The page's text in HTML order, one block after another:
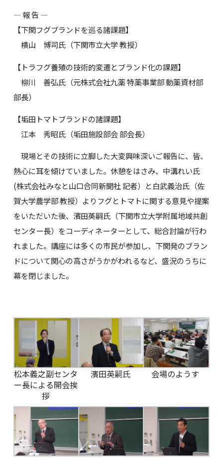
― 報 告 ―
【下関フグブランドを巡る諸課題】
横山 博司氏（下関市立大学 教授）
【トラフグ養殖の技術的変遷とブランド化の課題】
柳川 善弘氏（元株式会社九薬 特薬事業部 動薬資材部
部長）
【垢田トマトブランドの諸課題】
江本 秀昭氏（垢田施設部会 部会長）
現場とその技術に立脚した大変興味深いご報告に、皆、
熱心に耳を傾けていました。休憩をはさみ、中溝れい氏
(株式会社みなと山口合同新聞社 記者）と白武義治氏（佐
賀大学農学部 教授）よりフグとトマトに関する意見や提案
をいただいた後、濱田英嗣氏（下関市立大学附属地域共創
センター長）をコーディネーターとして、総合討論が行わ
れました。講座には多くの市民が参加し、下関発のブラン
ドについて関心の高さがうかがわれるなど、盛況のうちに
幕を閉じました。
松本義之副センタ
ー長による開会挨
拶
濱田英嗣氏 会場のようす